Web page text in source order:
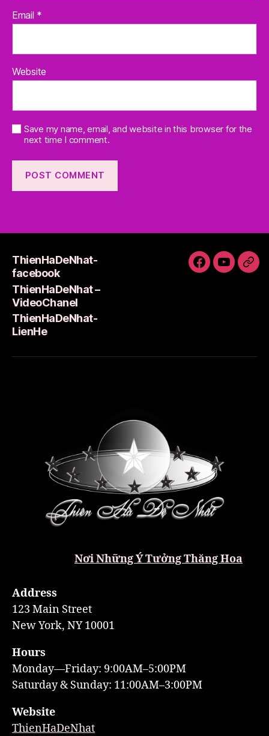
Email *
Website
Save my name, email, and website in this browser for the
next time I comment.
ThienHaDeNhat-
facebook
ThienHaDeNhat –
VideoChanel
ThienHaDeNhat-
LienHe
Nơi Những Ý Tưởng Thăng Hoa
Address
123 Main Street
New York, NY 10001
Hours
Monday—Friday: 9:00AM–5:00PM
Saturday & Sunday: 11:00AM–3:00PM
Website
ThienHaDeNhat